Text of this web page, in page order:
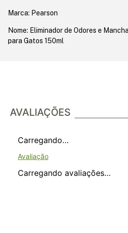
Marca: Pearson
Nome: Eliminador de Odores e
para Gatos 150ml
AVALIAÇÕES
Carregando…
Carregando avaliações…